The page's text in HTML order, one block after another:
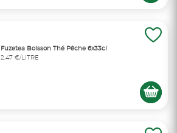
Fuzetea Boisson Thé Pêche 6x33cl
2,47 €/LITRE